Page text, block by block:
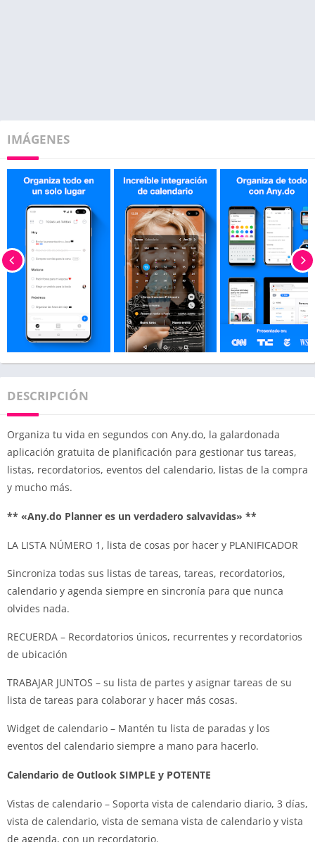
IMÁGENES
DESCRIPCIÓN
Organiza tu vida en segundos con Any.do, la galardonada
aplicación gratuita de planificación para gestionar tus tareas,
listas, recordatorios, eventos del calendario, listas de la compra
y mucho más.
** «Any.do Planner es un verdadero salvavidas» **
LA LISTA NÚMERO 1, lista de cosas por hacer y PLANIFICADOR
Sincroniza todas sus listas de tareas, tareas, recordatorios,
calendario y agenda siempre en sincronía para que nunca
olvides nada.
RECUERDA – Recordatorios únicos, recurrentes y recordatorios
de ubicación
TRABAJAR JUNTOS – su lista de partes y asignar tareas de su
lista de tareas para colaborar y hacer más cosas.
Widget de calendario – Mantén tu lista de paradas y los
eventos del calendario siempre a mano para hacerlo.
Calendario de Outlook SIMPLE y POTENTE
Vistas de calendario – Soporta vista de calendario diario, 3 días,
vista de calendario, vista de semana vista de calendario y vista
de agenda, con un recordatorio.